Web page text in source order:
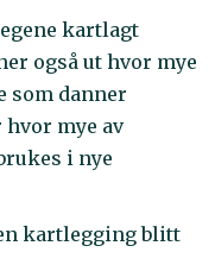
kartlagt
også ut hvor mye
som danner
mye av
i nye
kartlegging blitt